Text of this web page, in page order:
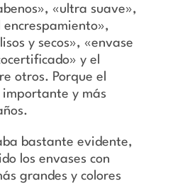
«ultra suave»,
y secos», «envase
y el
otros. Porque el
y más
bastante evidente,
los envases con
grandes y colores